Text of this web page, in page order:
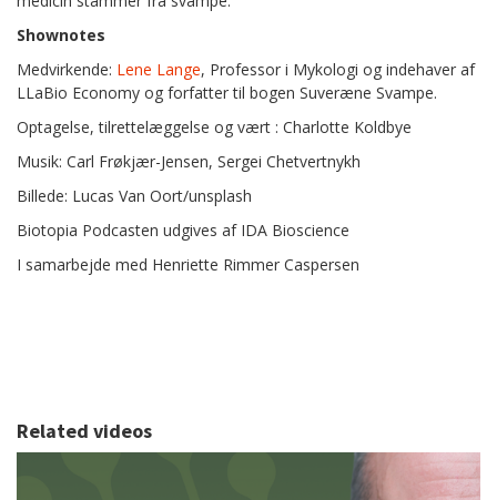
Shownotes
Medvirkende: Lene Lange, Professor i Mykologi og indehaver af
LLaBio Economy og forfatter til bogen Suveræne Svampe.
Optagelse, tilrettelæggelse og vært : Charlotte Koldbye
Musik: Carl Frøkjær-Jensen, Sergei Chetvertnykh
Billede: Lucas Van Oort/unsplash
Biotopia Podcasten udgives af IDA Bioscience
I samarbejde med Henriette Rimmer Caspersen
Related videos